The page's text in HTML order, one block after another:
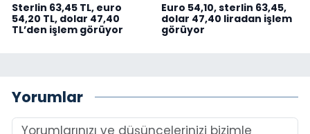
Sterlin 63,45 TL, euro
54,20 TL, dolar 47,40
TL’den işlem görüyor
Euro 54,10, sterlin 63,45,
dolar 47,40 liradan işlem
görüyor
Yorumlar